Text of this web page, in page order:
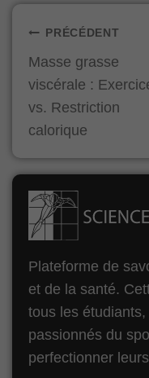
Navigation
de
l’article
PRÉCÉDENT
Masse grasse
viscérale :
vs. Restriction
calorique
Plateforme de
et de la santé.
tous les
passionnés du
perfectionner